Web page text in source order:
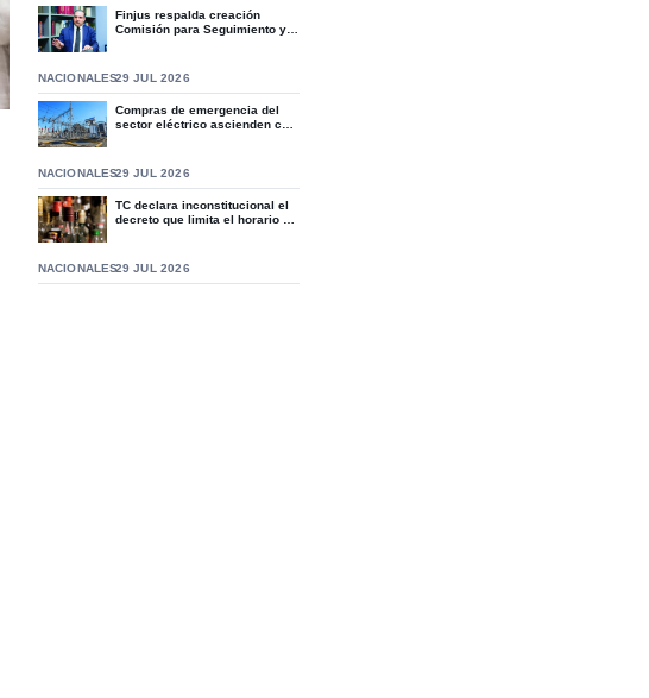
Finjus respalda creación
Comisión para Seguimiento y
NACIONALES29 JUL 2026
Compras de emergencia del
sector eléctrico ascienden casi
NACIONALES29 JUL 2026
TC declara inconstitucional el
decreto que limita el horario de
NACIONALES29 JUL 2026